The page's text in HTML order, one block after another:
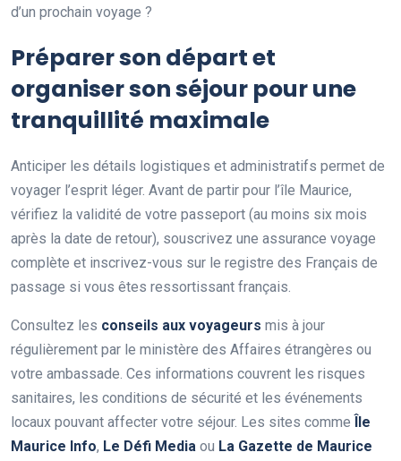
d’un prochain voyage ?
Préparer son départ et
organiser son séjour pour une
tranquillité maximale
Anticiper les détails logistiques et administratifs permet de
voyager l’esprit léger. Avant de partir pour l’île Maurice,
vérifiez la validité de votre passeport (au moins six mois
après la date de retour), souscrivez une assurance voyage
complète et inscrivez-vous sur le registre des Français de
passage si vous êtes ressortissant français.
Consultez les conseils aux voyageurs mis à jour
régulièrement par le ministère des Affaires étrangères ou
votre ambassade. Ces informations couvrent les risques
sanitaires, les conditions de sécurité et les événements
locaux pouvant affecter votre séjour. Les sites comme Île
Maurice Info, Le Défi Media ou La Gazette de Maurice